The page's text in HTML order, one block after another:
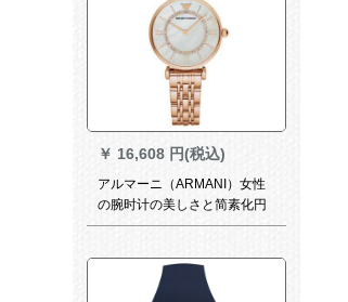
￥ 16,608 円(税込)
アルマーニ（ARMANI）女性
の腕时计の美しさと简素化円
盘の薄金ドレンフュージョン